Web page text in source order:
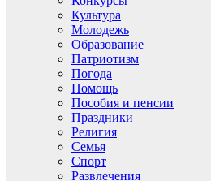
Культура
Молодежь
Образование
Патриотизм
Погода
Помощь
Пособия и пенсии
Праздники
Религия
Семья
Спорт
Развлечения